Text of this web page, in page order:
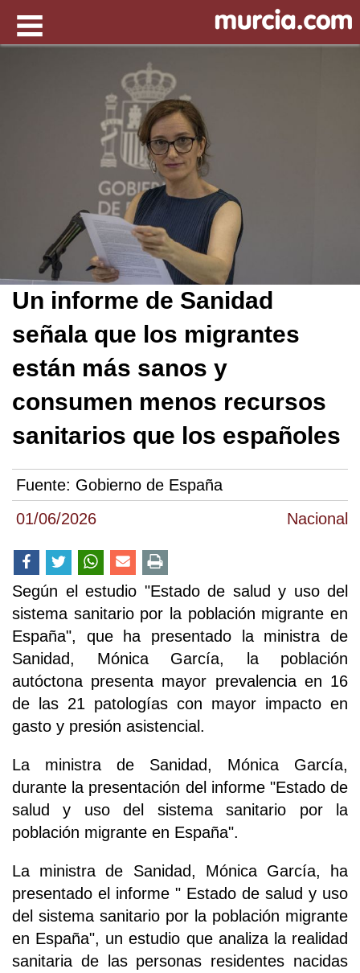
01/06/2026 Nacional
Un informe de Sanidad
señala que los migrantes
están más sanos y
consumen menos recursos
sanitarios que los españoles
Fuente: Gobierno de España
Según el estudio "Estado de salud y uso del
sistema sanitario por la población migrante en
España", que ha presentado la ministra de
Sanidad, Mónica García, la población
autóctona presenta mayor prevalencia en 16
de las 21 patologías con mayor impacto en
gasto y presión asistencial.
La ministra de Sanidad, Mónica García,
durante la presentación del informe "Estado de
salud y uso del sistema sanitario por la
población migrante en España".
La ministra de Sanidad, Mónica García, ha
presentado el informe " Estado de salud y uso
del sistema sanitario por la población migrante
en España", un estudio que analiza la realidad
sanitaria de las personas residentes nacidas